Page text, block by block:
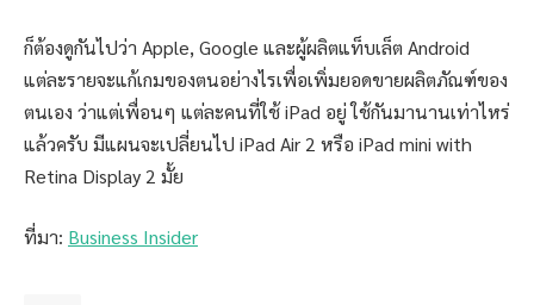
ก็ต้องดูกันไปว่า Apple, Google และผู้ผลิตแท็บเล็ต Android
แต่ละรายจะแก้เกมของตนอย่างไรเพื่อเพิ่มยอดขายผลิตภัณฑ์ของ
ตนเอง ว่าแต่เพื่อนๆ แต่ละคนที่ใช้ iPad อยู่ ใช้กันมานานเท่าไหร่
แล้วครับ มีแผนจะเปลี่ยนไป iPad Air 2 หรือ iPad mini with
Retina Display 2 มั้ย
ที่มา: Business Insider